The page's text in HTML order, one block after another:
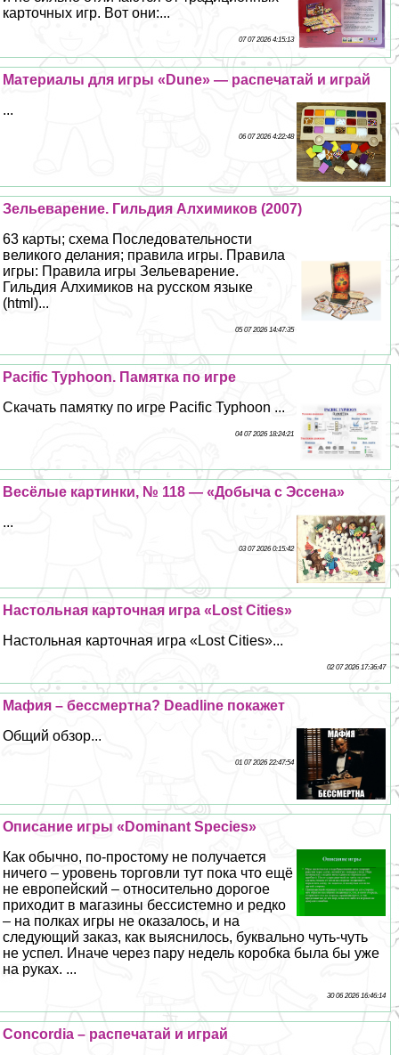
карточных игр. Вот они:...
07 07 2026 4:15:13
Материалы для игры «Dune» — распечатай и играй
...
06 07 2026 4:22:48
Зельеварение. Гильдия Алхимиков (2007)
63 карты; схема Последовательности
великого делания; правила игры. Правила
игры: Правила игры Зельеварение.
Гильдия Алхимиков на русском языке
(html)...
05 07 2026 14:47:35
Pacific Typhoon. Памятка по игре
Скачать памятку по игре Pacific Typhoon ...
04 07 2026 18:24:21
Весёлые картинки, № 118 — «Добыча с Эссена»
...
03 07 2026 0:15:42
Настольная карточная игра «Lost Cities»
Настольная карточная игра «Lost Cities»...
02 07 2026 17:36:47
Мафия – бесcмepтна? Deadline покажет
Общий обзор...
01 07 2026 22:47:54
Описание игры «Dominant Species»
Как обычно, по-простому не получается
ничего – уровень торговли тут пока что ещё
не европейский – относительно дорогое
приходит в магазины бессистемно и редко
– на полках игры не оказалось, и на
следующий заказ, как выяснилось, буквально чуть-чуть
не успел. Иначе через пару недель коробка была бы уже
на руках. ...
30 06 2026 16:46:14
Concordia – распечатай и играй